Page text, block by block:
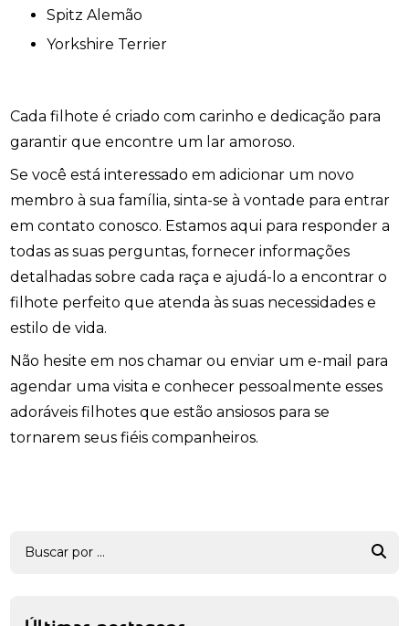
Spitz Alemão
Yorkshire Terrier
Cada filhote é criado com carinho e dedicação para
garantir que encontre um lar amoroso.
Se você está interessado em adicionar um novo
membro à sua família, sinta-se à vontade para entrar
em contato conosco. Estamos aqui para responder a
todas as suas perguntas, fornecer informações
detalhadas sobre cada raça e ajudá-lo a encontrar o
filhote perfeito que atenda às suas necessidades e
estilo de vida.
Não hesite em nos chamar ou enviar um e-mail para
agendar uma visita e conhecer pessoalmente esses
adoráveis filhotes que estão ansiosos para se
tornarem seus fiéis companheiros.